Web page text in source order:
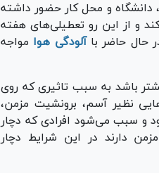
دانشگاه و محل کار حضور داشته
و از این رو تعطیلی‌های هفته
حال حاضر باآلودگی هوا مواجه
باشد به سبب تاثیری که روی
نظیر آسم، برونشیت مزمن،
و سبب می‌شود افرادی که دچار
دارند در این شرایط دچار